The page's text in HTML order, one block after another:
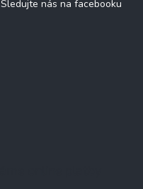
Sledujte nás na facebooku